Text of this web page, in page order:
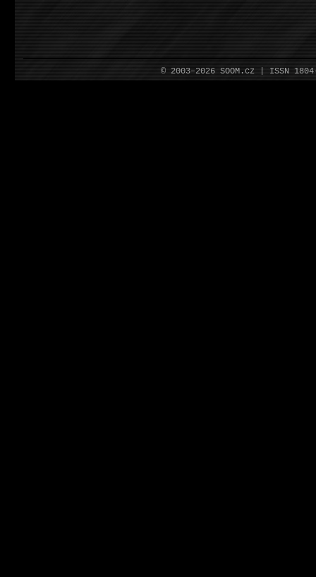
© 2003–2026 SOOM.cz | ISSN